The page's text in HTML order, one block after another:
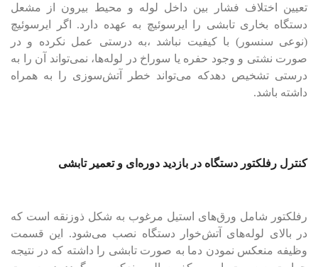
تعیین اختلاف فشار بین داخل لوله و محیط بیرون از مشعل
دستگاه بخاری تابشی را ایر‌سوئیچ به عهده دارد. اگر ایرسوئیچ
(نوعی سنسور) با کیفیت نباشد ،به درستی عمل نکرده و در
صورت نشتی و وجود حفره یا سوراخ در لوله‌ها، نمی‌تواند آن را به
درستی تشخیص دهدکه می‌تواند خطر آتش‌سوزی را به همراه
داشته باشد.
کنترل رفلکتور دستگاه در بازدید دوره‌ای و تعمیر تابشی
رفلکتور شامل ورق‌های استیل مرغوب به شکل ذوزنقه است که
در بالای لوله‌های آتش‌خوار دستگاه نصب می‌شود. این قسمت
وظیفه منعکس نمودن دما به صورت تابشی را داشته که در نتیجه